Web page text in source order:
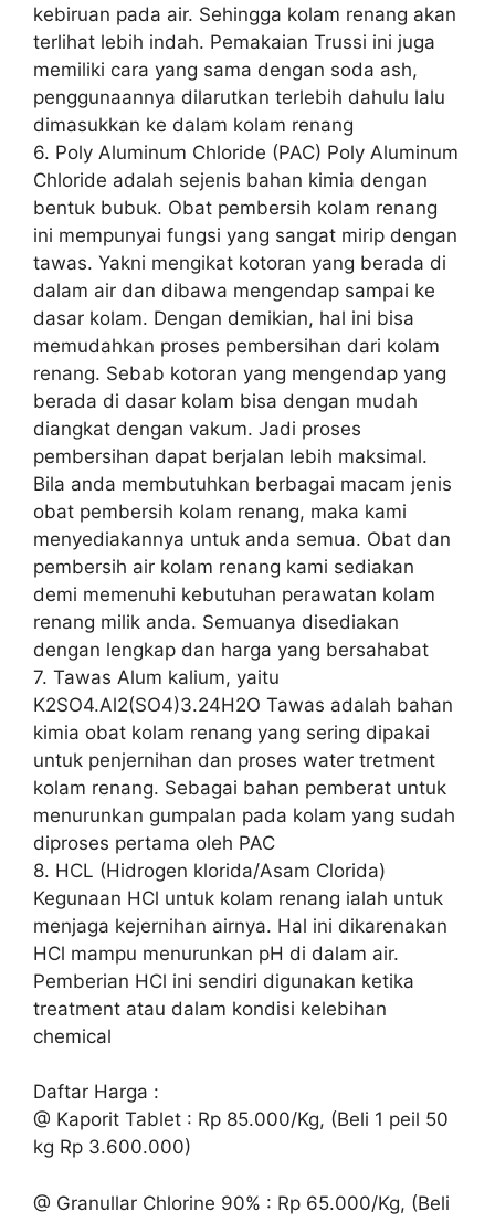
kebiruan pada air. Sehingga kolam renang akan
terlihat lebih indah. Pemakaian Trussi ini juga
memiliki cara yang sama dengan soda ash,
penggunaannya dilarutkan terlebih dahulu lalu
dimasukkan ke dalam kolam renang
6. Poly Aluminum Chloride (PAC) Poly Aluminum
Chloride adalah sejenis bahan kimia dengan
bentuk bubuk. Obat pembersih kolam renang
ini mempunyai fungsi yang sangat mirip dengan
tawas. Yakni mengikat kotoran yang berada di
dalam air dan dibawa mengendap sampai ke
dasar kolam. Dengan demikian, hal ini bisa
memudahkan proses pembersihan dari kolam
renang. Sebab kotoran yang mengendap yang
berada di dasar kolam bisa dengan mudah
diangkat dengan vakum. Jadi proses
pembersihan dapat berjalan lebih maksimal.
Bila anda membutuhkan berbagai macam jenis
obat pembersih kolam renang, maka kami
menyediakannya untuk anda semua. Obat dan
pembersih air kolam renang kami sediakan
demi memenuhi kebutuhan perawatan kolam
renang milik anda. Semuanya disediakan
dengan lengkap dan harga yang bersahabat
7. Tawas Alum kalium, yaitu
K2SO4.Al2(SO4)3.24H2O Tawas adalah bahan
kimia obat kolam renang yang sering dipakai
untuk penjernihan dan proses water tretment
kolam renang. Sebagai bahan pemberat untuk
menurunkan gumpalan pada kolam yang sudah
diproses pertama oleh PAC
8. HCL (Hidrogen klorida/Asam Clorida)
Kegunaan HCl untuk kolam renang ialah untuk
menjaga kejernihan airnya. Hal ini dikarenakan
HCl mampu menurunkan pH di dalam air.
Pemberian HCl ini sendiri digunakan ketika
treatment atau dalam kondisi kelebihan
chemical
Daftar Harga :
@ Kaporit Tablet : Rp 85.000/Kg, (Beli 1 peil 50
kg Rp 3.600.000)
@ Granullar Chlorine 90% : Rp 65.000/Kg, (Beli